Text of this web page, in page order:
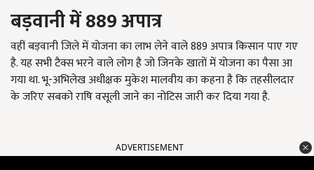
बड़वानीमें889अपात्र
वहीं बड़वानी जिले में योजना का लाभ लेने वाले 889 अपात्र किसान पाए गए
है. यह सभी टैक्स भरने वाले लोग है जो जिनके खातों में योजना का पैसा आ
गया था. भू-अभिलेख अधीक्षक मुकेश मालवीय का कहना है कि तहसीलदार
के जरिए सबको राषि वसूली जाने का नोटिस जारी कर दिया गया है.
ADVERTISEMENT